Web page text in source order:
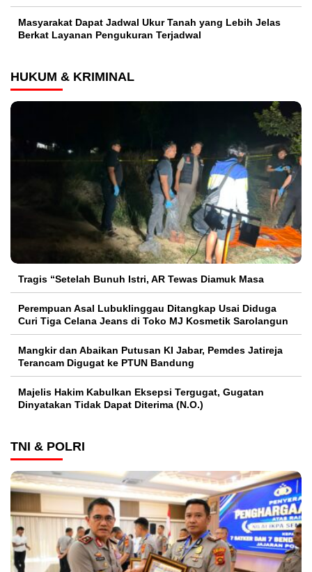
Masyarakat Dapat Jadwal Ukur Tanah yang Lebih Jelas
Berkat Layanan Pengukuran Terjadwal
HUKUM & KRIMINAL
Tragis “Setelah Bunuh Istri, AR Tewas Diamuk Masa
Perempuan Asal Lubuklinggau Ditangkap Usai Diduga
Curi Tiga Celana Jeans di Toko MJ Kosmetik Sarolangun
Mangkir dan Abaikan Putusan KI Jabar, Pemdes Jatireja
Terancam Digugat ke PTUN Bandung
Majelis Hakim Kabulkan Eksepsi Tergugat, Gugatan
Dinyatakan Tidak Dapat Diterima (N.O.)
TNI & POLRI